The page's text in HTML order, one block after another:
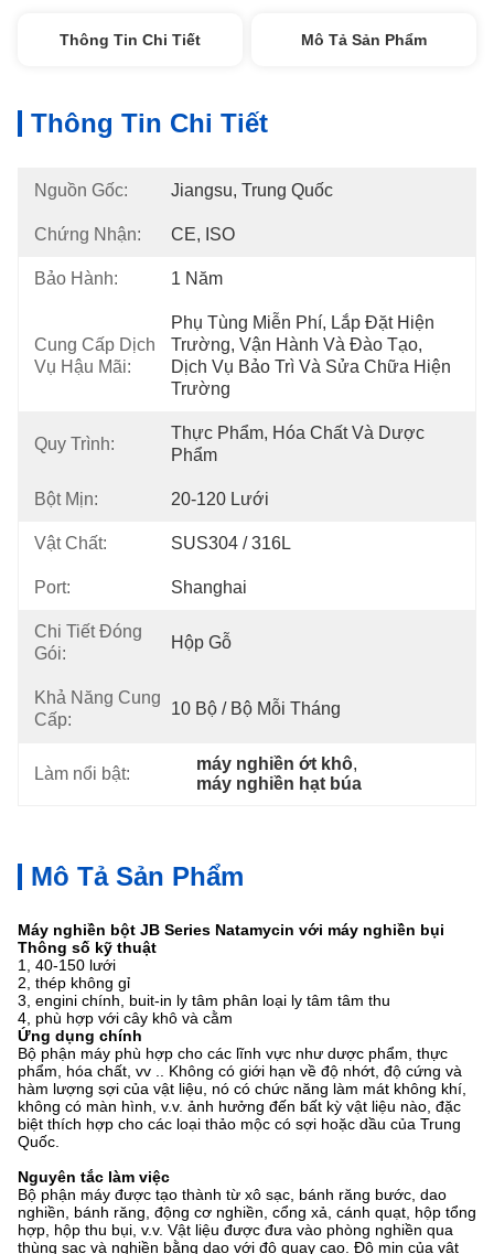
Thông Tin Chi Tiết Mô Tả Sản Phẩm
Thông Tin Chi Tiết
Nguồn Gốc: Jiangsu, Trung Quốc
Chứng Nhận: CE, ISO
Bảo Hành: 1 Năm
Cung Cấp Dịch
Vụ Hậu Mãi:
Phụ Tùng Miễn Phí, Lắp Đặt Hiện
Trường, Vận Hành Và Đào Tạo,
Dịch Vụ Bảo Trì Và Sửa Chữa Hiện
Trường
Quy Trình:
Thực Phẩm, Hóa Chất Và Dược
Phẩm
Bột Mịn: 20-120 Lưới
Vật Chất: SUS304 / 316L
Port: Shanghai
Chi Tiết Đóng
Gói:
Hộp Gỗ
Khả Năng Cung
Cấp:
10 Bộ / Bộ Mỗi Tháng
Làm nổi bật:
máy nghiền ớt khô,
máy nghiền hạt búa
Mô Tả Sản Phẩm
Máy nghiền bột JB Series Natamycin với máy nghiền bụi
Thông số kỹ thuật
1, 40-150 lưới
2, thép không gỉ
3, engini chính, buit-in ly tâm phân loại ly tâm tâm thu
4, phù hợp với cây khô và cằm
Ứng dụng chính
Bộ phận máy phù hợp cho các lĩnh vực như dược phẩm, thực
phẩm, hóa chất, vv .. Không có giới hạn về độ nhớt, độ cứng và
hàm lượng sợi của vật liệu, nó có chức năng làm mát không khí,
không có màn hình, v.v. ảnh hưởng đến bất kỳ vật liệu nào, đặc
biệt thích hợp cho các loại thảo mộc có sợi hoặc dầu của Trung
Quốc.
Nguyên tắc làm việc
Bộ phận máy được tạo thành từ xô sạc, bánh răng bước, dao
nghiền, bánh răng, động cơ nghiền, cổng xả, cánh quạt, hộp tổng
hợp, hộp thu bụi, v.v. Vật liệu được đưa vào phòng nghiền qua
thùng sạc và nghiền bằng dao với độ quay cao. Độ mịn của vật